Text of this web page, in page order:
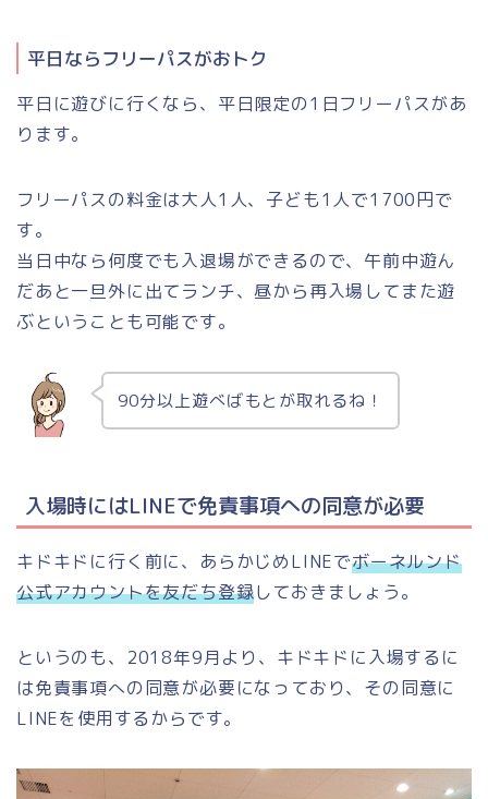
平日ならフリーパスがおトク
平日に遊びに行くなら、平日限定の1日フリーパスがあ
ります。
フリーパスの料金は大人1人、子ども1人で1700円で
す。
当日中なら何度でも入退場ができるので、午前中遊ん
だあと一旦外に出てランチ、昼から再入場してまた遊
ぶということも可能です。
90分以上遊べばもとが取れるね！
入場時にはLINEで免責事項への同意が必要
キドキドに行く前に、あらかじめLINEでボーネルンド
公式アカウントを友だち登録しておきましょう。
というのも、2018年9月より、キドキドに入場するに
は免責事項への同意が必要になっており、その同意に
LINEを使用するからです。